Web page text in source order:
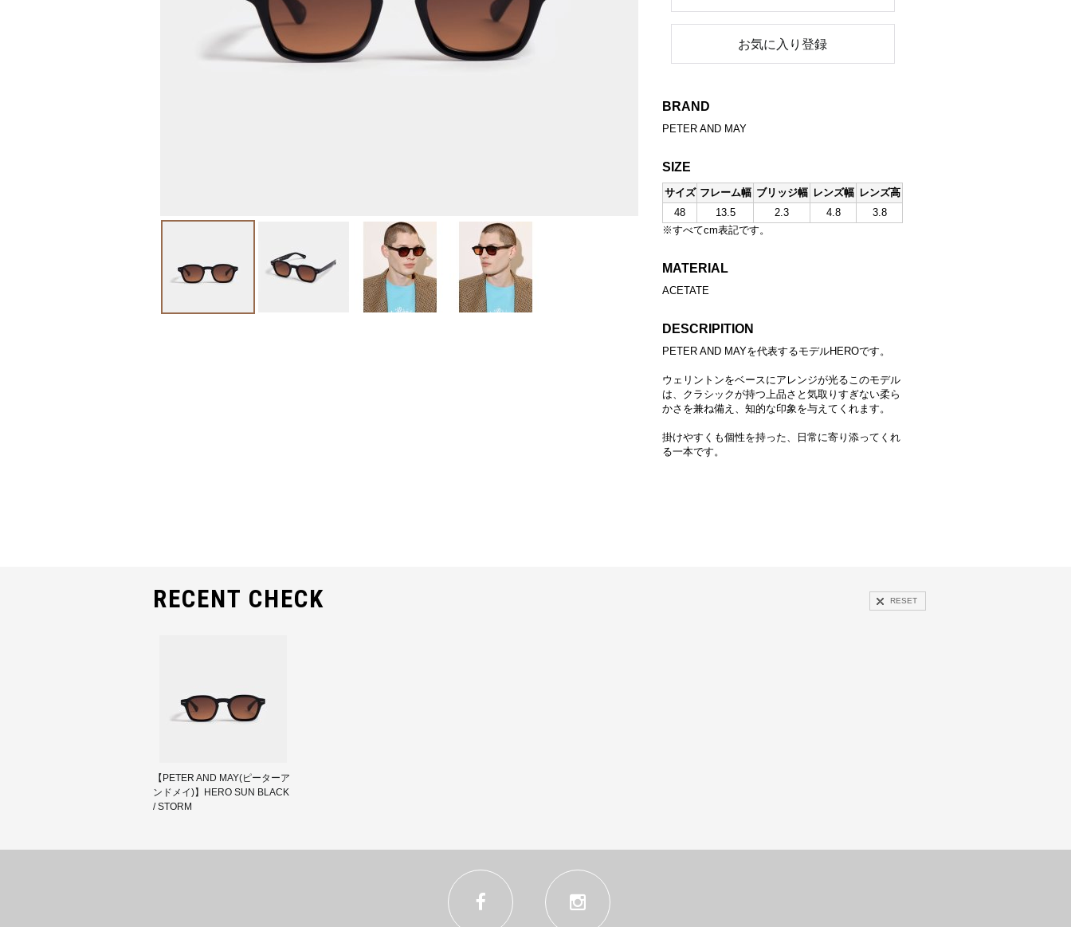
お気に入り登録
BRAND
PETER AND MAY
SIZE
サイズ フレーム幅 ブリッジ幅 レンズ幅 レンズ高
48
13.5 2.3 4.8
3.8
※すべてcm表記です。
MATERIAL
ACETATE
DESCRIPITION
PETER AND MAYを代表するモデルHEROです。
ウェリントンをベースにアレンジが光るこのモデル
は、クラシックが持つ上品さと気取りすぎない柔ら
かさを兼ね備え、知的な印象を与えてくれます。
掛けやすくも個性を持った、日常に寄り添ってくれ
る一本です。
RECENT CHECK RESET
【PETER AND MAY(ピーターア
ンドメイ)】HERO SUN BLACK
/ STORM